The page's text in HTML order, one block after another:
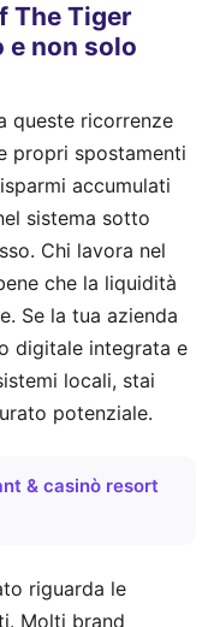
The Tiger
e non solo
queste ricorrenze
propri spostamenti
accumulati
sistema sotto
Chi lavora nel
che la liquidità
Se la tua azienda
digitale integrata e
locali, stai
potenziale.
& casinò resort
riguarda le
Molti brand